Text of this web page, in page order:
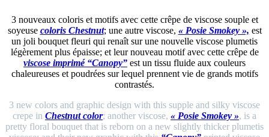
3 nouveaux coloris et motifs avec cette crêpe de viscose souple et
soyeuse coloris Chestnut; une autre viscose, « Posie Smokey », est
un joli bouquet fleuri qui renaît sur une nouvelle viscose plumetis
légèrement plus épaisse; et leur nouveau motif avec cette crêpe de
viscose imprimé “Canopy” est un tissu fluide aux couleurs
chaleureuses et poudrées sur lequel prennent vie de grands motifs
contrastés.
3 new colors and graphic design with this supple and silky viscose
crepe in Chestnut color; another viscose, « Posie Smokey », is a
pretty floral bouquet that is reborn on a new slightly thicker plumetis